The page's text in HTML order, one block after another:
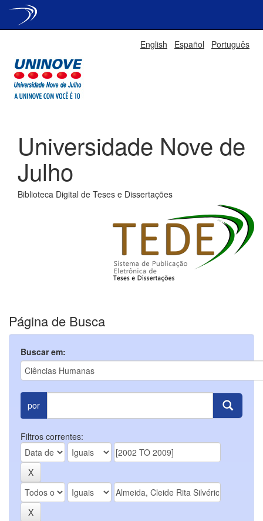
English Español Português
Universidade Nove de
Julho
Biblioteca Digital de Teses e Dissertações
Página de Busca
Buscar em:
por
Filtros correntes: